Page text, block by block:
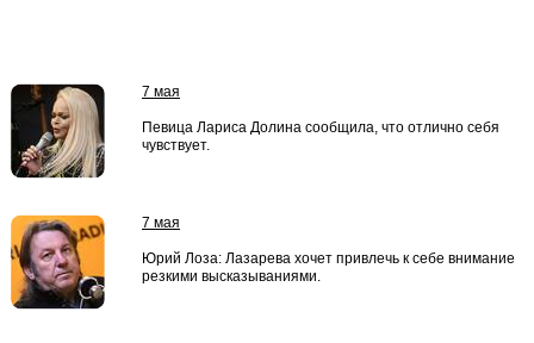
7 мая
Певица Лариса Долина сообщила, что отлично себя
чувствует.
7 мая
Юрий Лоза: Лазарева хочет привлечь к себе внимание
резкими высказываниями.